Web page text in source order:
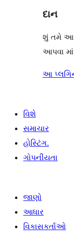
દાન
શું તમે આ
આપવા
આ
વિશે
સમાચાર
હોસ્ટિંગ.
ગોપનીયતા
જાણો
આધાર
વિકાસકર્તાઓ